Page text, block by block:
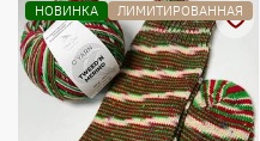
НОВИНКА ЛИМИТИРОВАННАЯ